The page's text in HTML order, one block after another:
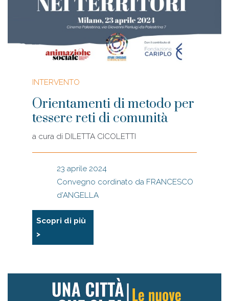
INTERVENTO
Orientamenti di metodo per
tessere reti di comunità
a cura di DILETTA CICOLETTI
23 aprile 2024
Convegno cordinato da FRANCESCO
d'ANGELLA
Scopri di più
>